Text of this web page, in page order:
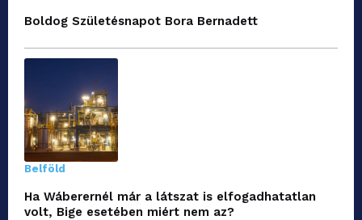
Boldog Születésnapot Bora Bernadett
Belföld
Ha Wáberernél már a látszat is elfogadhatatlan
volt, Bige esetében miért nem az?